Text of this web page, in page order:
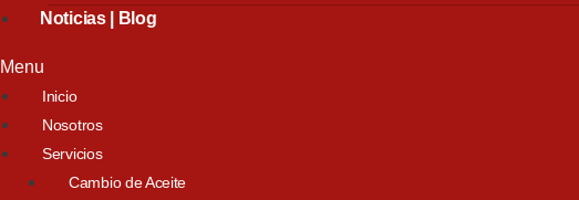
Noticias | Blog
Menu
Inicio
Nosotros
Servicios
Cambio de Aceite